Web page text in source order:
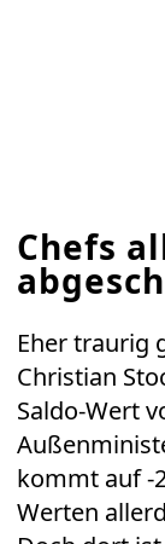
Chefs
Eher traurig
Christian
Saldo-Wert
kommt auf -
Werten